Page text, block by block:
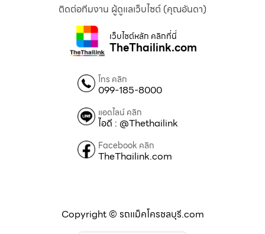
ติดต่อทีมงาน ผู้ดูแลเว็บไซต์ (คุณอันดา)
เว็บไซต์หลัก คลิกที่นี่
TheThailink.com
โทร คลิก
099-185-8000
แอดไลน์ คลิก
ไอดี : @Thethailink
Facebook คลิก
TheThailink.com
Copyright © รถแม็คโครชลบุรี.com